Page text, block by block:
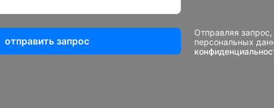
отправить запрос
Отправляя
персональных